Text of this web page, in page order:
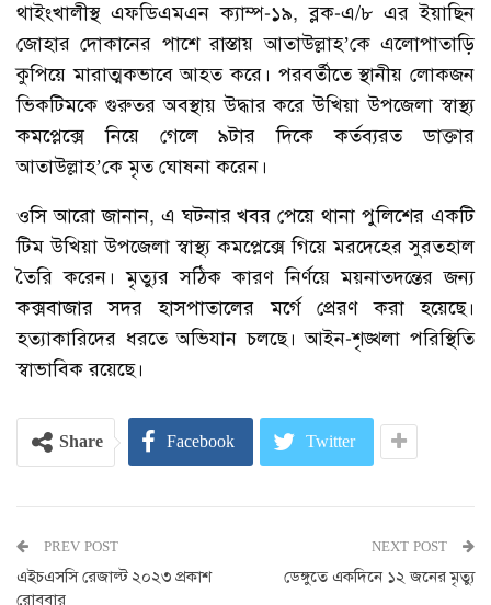
থাইংখালীস্থ এফডিএমএন ক্যাম্প-১৯, ব্লক-এ/৮ এর ইয়াছিন
জোহার দোকানের পাশে রাস্তায় আতাউল্লাহ’কে এলোপাতাড়ি
কুপিয়ে মারাত্মকভাবে আহত করে। পরবর্তীতে স্থানীয় লোকজন
ভিকটিমকে গুরুতর অবস্থায় উদ্ধার করে উখিয়া উপজেলা স্বাস্থ্য
কমপ্লেক্সে নিয়ে গেলে ৯টার দিকে কর্তব্যরত ডাক্তার
আতাউল্লাহ’কে মৃত ঘোষনা করেন।
ওসি আরো জানান, এ ঘটনার খবর পেয়ে থানা পুলিশের একটি
টিম উখিয়া উপজেলা স্বাস্থ্য কমপ্লেক্সে গিয়ে মরদেহের সুরতহাল
তৈরি করেন। মৃত্যুর সঠিক কারণ নির্ণয়ে ময়নাতদন্তের জন্য
কক্সবাজার সদর হাসপাতালের মর্গে প্রেরণ করা হয়েছে।
হত্যাকারিদের ধরতে অভিযান চলছে। আইন-শৃঙ্খলা পরিস্থিতি
স্বাভাবিক রয়েছে।
Share Facebook Twitter
PREV POST
এইচএসসি রেজাল্ট ২০২৩ প্রকাশ
রোববার
NEXT POST
ডেঙ্গুতে একদিনে ১২ জনের মৃত্যু